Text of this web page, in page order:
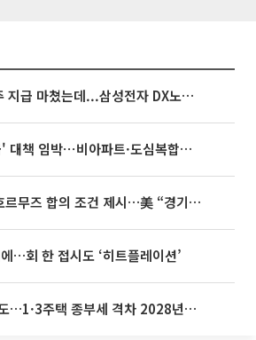
3445억 자사주 지급 마쳤는데...삼성전자 DX노조, 뒤늦은 '떼쓰기 집회'
영끌 '주택공급' 대책 임박⋯비아파트·도심복합까지 총동원
이란, 미국에 호르무즈 합의 조건 제시…美 “경기 아직 안 끝나” [종합]
…회 한 접시도 ‘히트플레이션’
종부세 개편에도…1·3주택 종부세 격차 2028년부터 확대